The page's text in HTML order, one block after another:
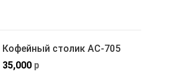
Кофейный столик АС-705
35,000 р